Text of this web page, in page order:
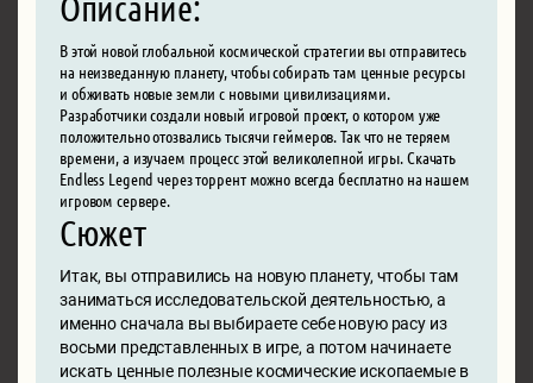
В этой новой глобальной космической стратегии вы отправитесь
на неизведанную планету, чтобы собирать там ценные ресурсы
и обживать новые земли с новыми цивилизациями.
Разработчики создали новый игровой проект, о котором уже
положительно отозвались тысячи геймеров. Так что не теряем
времени, а изучаем процесс этой великолепной игры. Скачать
Endless Legend через торрент можно всегда бесплатно на нашем
игровом сервере.
Сюжет
Итак, вы отправились на новую планету, чтобы там
заниматься исследовательской деятельностью, а
именно сначала вы выбираете себе новую расу из
восьми представленных в игре, а потом начинаете
искать ценные полезные космические ископаемые в